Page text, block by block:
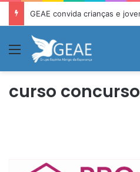
Menu
curso concurso